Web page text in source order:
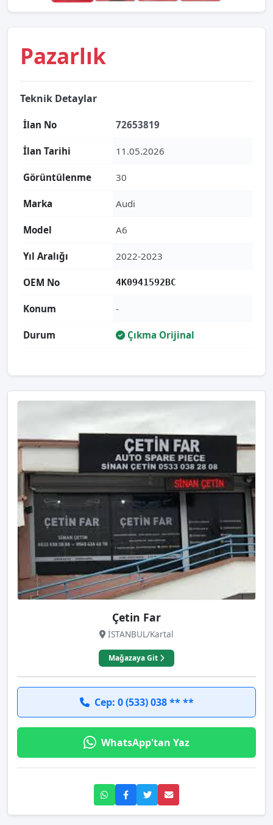
Pazarlık
Teknik Detaylar
İlan No 72653819
İlan Tarihi 11.05.2026
Görüntülenme 30
Marka Audi
Model A6
Yıl Aralığı 2022-2023
OEM No 4K0941592BC
Konum -
Durum Çıkma Orijinal
Çetin Far
İSTANBUL/Kartal
Mağazaya Git
Cep: 0 (533) 038 ** **
WhatsApp'tan Yaz